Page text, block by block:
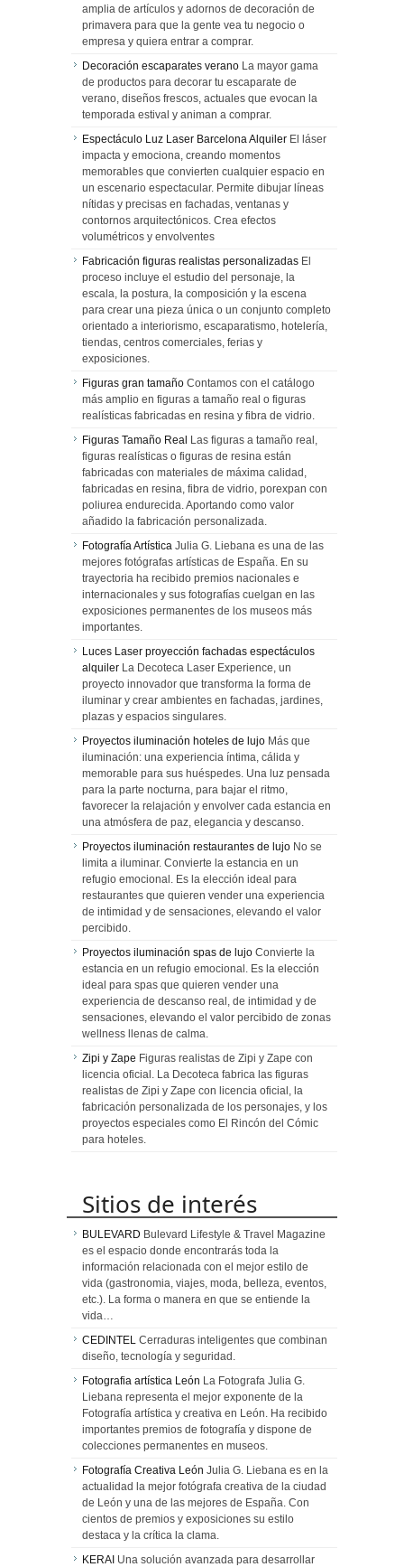
amplia de artículos y adornos de decoración de
primavera para que la gente vea tu negocio o
empresa y quiera entrar a comprar.
Decoración escaparates verano La mayor gama
de productos para decorar tu escaparate de
verano, diseños frescos, actuales que evocan la
temporada estival y animan a comprar.
Espectáculo Luz Laser Barcelona Alquiler El láser
impacta y emociona, creando momentos
memorables que convierten cualquier espacio en
un escenario espectacular. Permite dibujar líneas
nítidas y precisas en fachadas, ventanas y
contornos arquitectónicos. Crea efectos
volumétricos y envolventes
Fabricación figuras realistas personalizadas El
proceso incluye el estudio del personaje, la
escala, la postura, la composición y la escena
para crear una pieza única o un conjunto completo
orientado a interiorismo, escaparatismo, hotelería,
tiendas, centros comerciales, ferias y
exposiciones.
Figuras gran tamaño Contamos con el catálogo
más amplio en figuras a tamaño real o figuras
realísticas fabricadas en resina y fibra de vidrio.
Figuras Tamaño Real Las figuras a tamaño real,
figuras realísticas o figuras de resina están
fabricadas con materiales de máxima calidad,
fabricadas en resina, fibra de vidrio, porexpan con
poliurea endurecida. Aportando como valor
añadido la fabricación personalizada.
Fotografía Artística Julia G. Liebana es una de las
mejores fotógrafas artísticas de España. En su
trayectoria ha recibido premios nacionales e
internacionales y sus fotografías cuelgan en las
exposiciones permanentes de los museos más
importantes.
Luces Laser proyección fachadas espectáculos
alquiler La Decoteca Laser Experience, un
proyecto innovador que transforma la forma de
iluminar y crear ambientes en fachadas, jardines,
plazas y espacios singulares.
Proyectos iluminación hoteles de lujo Más que
iluminación: una experiencia íntima, cálida y
memorable para sus huéspedes. Una luz pensada
para la parte nocturna, para bajar el ritmo,
favorecer la relajación y envolver cada estancia en
una atmósfera de paz, elegancia y descanso.
Proyectos iluminación restaurantes de lujo No se
limita a iluminar. Convierte la estancia en un
refugio emocional. Es la elección ideal para
restaurantes que quieren vender una experiencia
de intimidad y de sensaciones, elevando el valor
percibido.
Proyectos iluminación spas de lujo Convierte la
estancia en un refugio emocional. Es la elección
ideal para spas que quieren vender una
experiencia de descanso real, de intimidad y de
sensaciones, elevando el valor percibido de zonas
wellness llenas de calma.
Zipi y Zape Figuras realistas de Zipi y Zape con
licencia oficial. La Decoteca fabrica las figuras
realistas de Zipi y Zape con licencia oficial, la
fabricación personalizada de los personajes, y los
proyectos especiales como El Rincón del Cómic
para hoteles.
Sitios de interés
BULEVARD Bulevard Lifestyle & Travel Magazine
es el espacio donde encontrarás toda la
información relacionada con el mejor estilo de
vida (gastronomia, viajes, moda, belleza, eventos,
etc.). La forma o manera en que se entiende la
vida…
CEDINTEL Cerraduras inteligentes que combinan
diseño, tecnología y seguridad.
Fotografia artística León La Fotografa Julia G.
Liebana representa el mejor exponente de la
Fotografía artística y creativa en León. Ha recibido
importantes premios de fotografía y dispone de
colecciones permanentes en museos.
Fotografía Creativa León Julia G. Liebana es en la
actualidad la mejor fotógrafa creativa de la ciudad
de León y una de las mejores de España. Con
cientos de premios y exposiciones su estilo
destaca y la crítica la clama.
KERAI Una solución avanzada para desarrollar